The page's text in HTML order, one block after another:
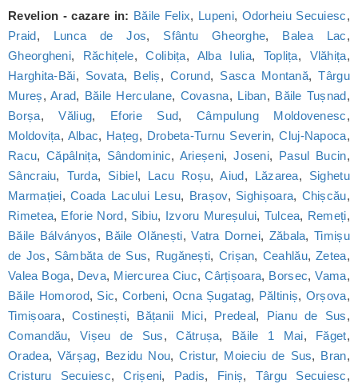
Revelion - cazare in: Băile Felix, Lupeni, Odorheiu Secuiesc,
Praid, Lunca de Jos, Sfântu Gheorghe, Balea Lac,
Gheorgheni, Răchițele,Colibița, Alba Iulia, Toplița, Vlăhița,
Harghita-Băi, Sovata, Beliș,Corund, Sasca Montană,Târgu
Mureș, Arad, Băile Herculane, Covasna, Liban, Băile Tușnad,
Borșa,Văliug, Eforie Sud,Câmpulung Moldovenesc,
Moldovița, Albac, Hațeg, Drobeta-Turnu Severin,Cluj-Napoca,
Racu,Căpâlnița, Sândominic, Arieșeni,Joseni, Pasul Bucin,
Sâncraiu, Turda, Sibiel, Lacu Roșu,Aiud, Lăzarea, Sighetu
Marmației,Coada Lacului Lesu, Brașov, Sighișoara, Chișcău,
Rimetea, Eforie Nord, Sibiu, Izvoru Mureșului, Tulcea, Remeți,
Băile Bálványos, Băile Olănești,Vatra Dornei, Zăbala,Timișu
de Jos, Sâmbăta de Sus, Rugănești, Crișan, Ceahlău,Zetea,
Valea Boga, Deva, Miercurea Ciuc,Cârțișoara, Borsec,Vama,
Băile Homorod, Sic, Corbeni, Ocna Șugatag, Păltiniș, Orșova,
Timișoara,Costinești, Bățanii Mici, Predeal, Pianu de Sus,
Comandău,Vișeu de Sus,Cătrușa, Băile 1 Mai, Făget,
Oradea, Vărșag, Bezidu Nou,Cristur, Moieciu de Sus, Bran,
Cristuru Secuiesc,Crișeni, Padis, Finiș, Târgu Secuiesc,